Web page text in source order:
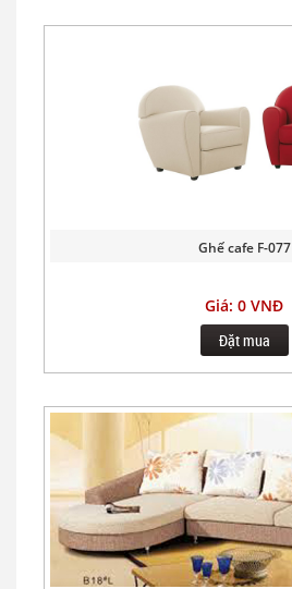
Ghế cafe F-077
Giá: 0 VNĐ
Đặt mua